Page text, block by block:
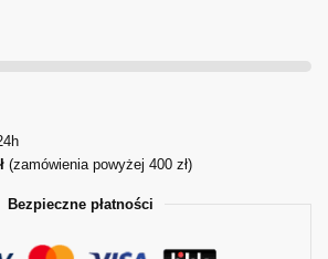
(zamówienia powyżej 400 zł)
Bezpieczne płatności